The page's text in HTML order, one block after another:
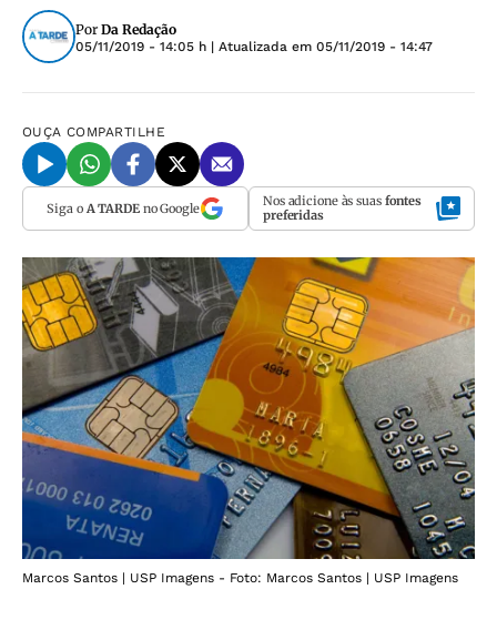
Por Da Redação
05/11/2019 - 14:05 h | Atualizada em 05/11/2019 - 14:47
OUÇA COMPARTILHE
Siga o A TARDEno Google Nos adicione às suas fontes
preferidas
Marcos Santos | USP Imagens - Foto: Marcos Santos | USP Imagens